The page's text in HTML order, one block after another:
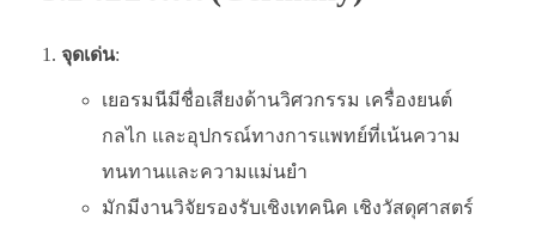
จุดเด่น:
เยอรมนีมีชื่อเสียงด้านวิศวกรรม เครื่องยนต์
กลไก และอุปกรณ์ทางการแพทย์ที่เน้นความ
ทนทานและความแม่นยำ
มักมีงานวิจัยรองรับเชิงเทคนิค เชิงวัสดุศาสตร์